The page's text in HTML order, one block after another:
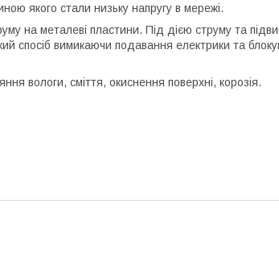
якого стали низьку напругу в мережі.
на металеві пластини. Під дією струму та
спосіб вимикаючи подавання електрики та
вологи, сміття, окиснення поверхні, корозія.